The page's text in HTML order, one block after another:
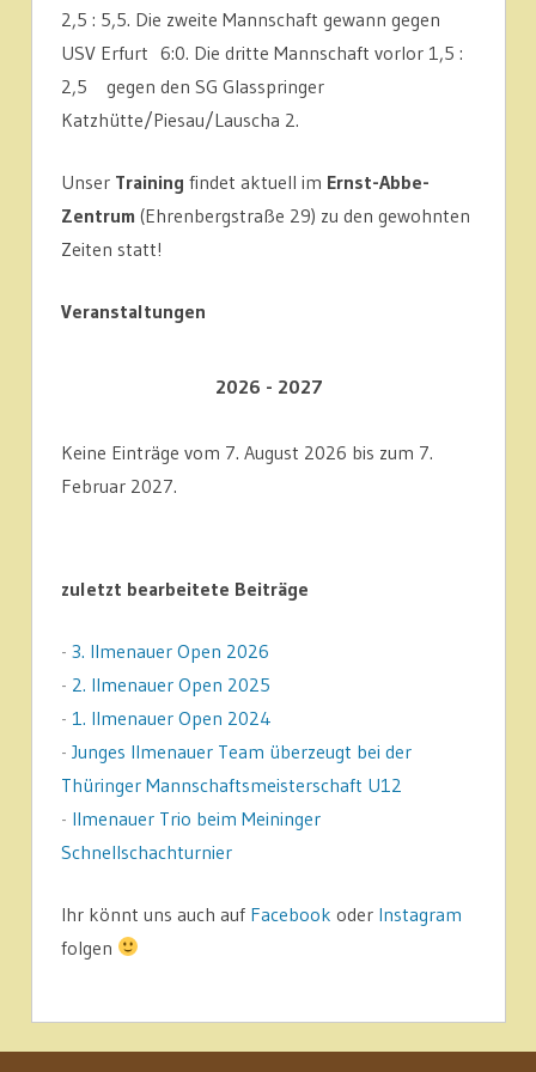
2,5 : 5,5. Die zweite Mannschaft gewann gegen
USV Erfurt 6:0. Die dritte Mannschaft vorlor 1,5 :
2,5 gegen den SG Glasspringer
Katzhütte/Piesau/Lauscha 2.
Unser Training findet aktuell im Ernst-Abbe-
Zentrum (Ehrenbergstraße 29) zu den gewohnten
Zeiten statt!
Veranstaltungen
2026 - 2027
Keine Einträge vom 7. August 2026 bis zum 7.
Februar 2027.
zuletzt bearbeitete Beiträge
- 3. Ilmenauer Open 2026
- 2. Ilmenauer Open 2025
- 1. Ilmenauer Open 2024
- Junges Ilmenauer Team überzeugt bei der
Thüringer Mannschaftsmeisterschaft U12
- Ilmenauer Trio beim Meininger
Schnellschachturnier
Ihr könnt uns auch auf Facebook oder Instagram
folgen